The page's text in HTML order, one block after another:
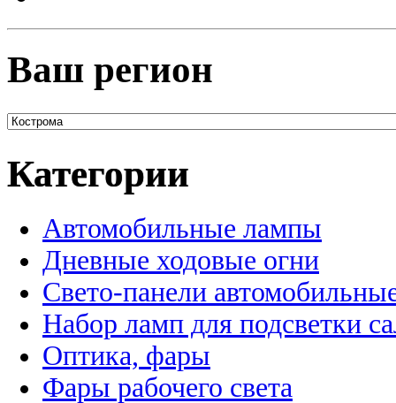
Ваш регион
Категории
Автомобильные лампы
Дневные ходовые огни
Свето-панели
Набор ламп для подсветки
Оптика, фары
Фары рабочего света